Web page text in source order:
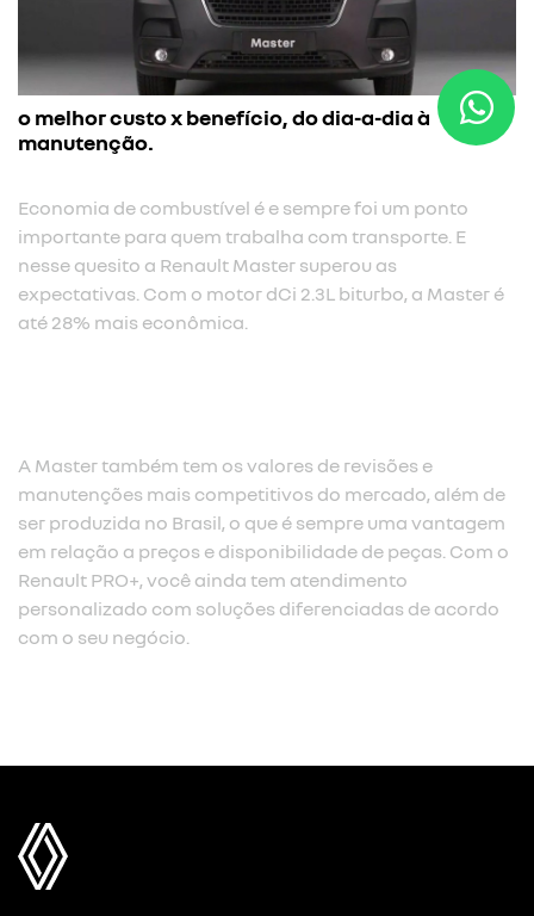
o melhor custo x benefício, do dia-a-dia à
manutenção.
Economia de combustível é e sempre foi um ponto
importante para quem trabalha com transporte. E
nesse quesito a Renault Master superou as
expectativas. Com o motor dCi 2.3L biturbo, a Master é
até 28% mais econômica.​
A Master também tem os valores de revisões e
manutenções mais competitivos do mercado, além de
ser produzida no Brasil, o que é sempre uma vantagem
em relação a preços e disponibilidade de peças. Com o
Renault PRO+, você ainda tem atendimento
personalizado com soluções diferenciadas de acordo
com o seu negócio.